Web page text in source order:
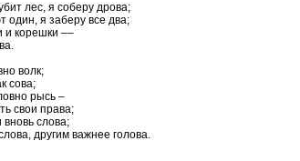
лес, я соберу дрова;
один, я заберу все два;
и корешки ––
волк;
сова;
рысь –
свои права;
слова;
другим важнее голова.